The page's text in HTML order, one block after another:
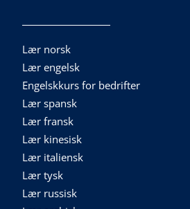
Lær norsk
Lær engelsk
Engelskkurs for bedrifter
Lær spansk
Lær fransk
Lær kinesisk
Lær italiensk
Lær tysk
Lær russisk